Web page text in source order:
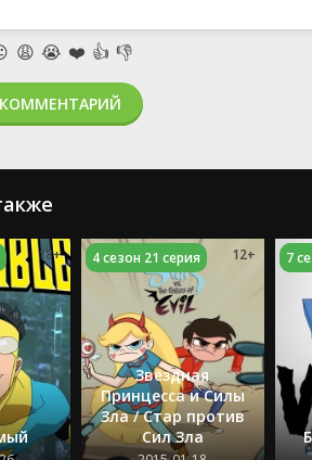
😩 😭 ❤️ 👍 👎
18+
Звёздная
Принцесса и Силы
Зла / Стар против
Сил Зла
4 сезон 21 серия 12+ 7